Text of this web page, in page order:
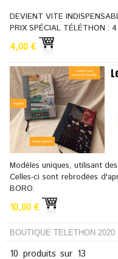
DEVIENT VITE
PRIX SPÉCIAL TÉLÉTHON :
4,00 €
Modèles uniques, utilisant
Celles-ci sont rebrodées
BORO.
10,00 €
BOUTIQUE TELETHON 2020
10 produits sur 13